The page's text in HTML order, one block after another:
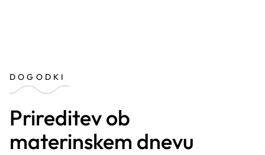
DOGODKI
Prireditev ob
materinskem dnevu